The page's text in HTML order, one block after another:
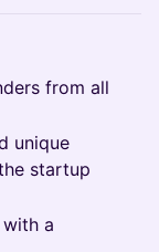
from all
unique
startup
a